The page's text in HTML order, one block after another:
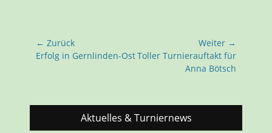
← Zurück
Erfolg in Gernlinden-Ost
Weiter →
Toller Turnierauftakt für
Anna Bötsch
Aktuelles & Turniernews